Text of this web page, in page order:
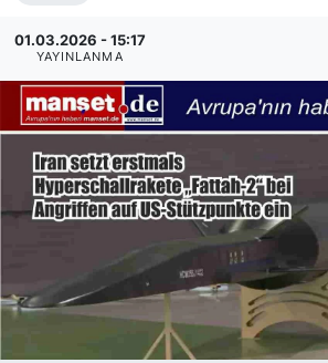
01.03.2026 - 15:17
YAYINLANMA